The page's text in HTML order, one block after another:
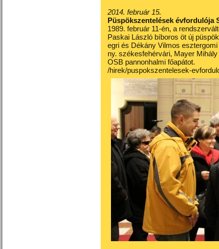
2014. február 15.
Püspökszentelések évfordulója
1989. február 11-én, a
Paskai László bíboros öt új
egri és Dékány Vilmos
ny. székesfehérvári, Mayer
OSB pannonhalmi főapátot.
/hirek/puspokszentelesek-